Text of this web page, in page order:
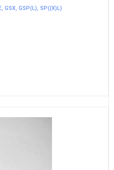
GSP(L), SP((X)L)